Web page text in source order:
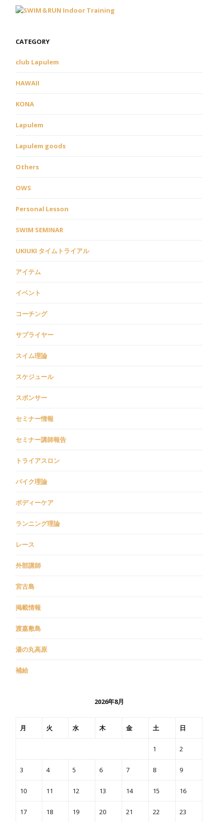
CATEGORY
club Lapulem
HAWAII
KONA
Lapulem
Lapulem goods
Others
OWS
Personal Lesson
SWIM SEMINAR
UKIUKI タイムトライアル
アイテム
イベント
コーチング
サプライヤー
スイム理論
スケジュール
スポンサー
セミナー情報
セミナー講師報告
トライアスロン
バイク理論
ボディーケア
ランニング理論
レース
外部講師
宮古島
掲載情報
渡嘉敷島
湯の丸高原
補給
2026年8月
月 火 水 木 金 土 日
1 2
3 4 5 6 7 8 9
10 11 12 13 14 15 16
17 18 19 20 21 22 23